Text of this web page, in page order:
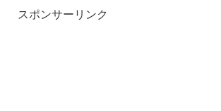
スポンサーリンク